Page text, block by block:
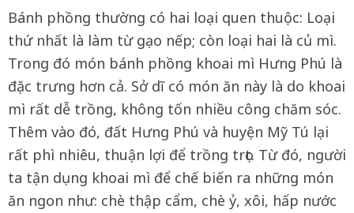
Bánh phồng thường có hai loại quen thuộc: Loại
thứ nhất là làm từ gạo nếp; còn loại hai là củ mì.
Trong đó món bánh phồng khoai mì Hưng Phú là
đặc trưng hơn cả. Sở dĩ có món ăn này là do khoai
mì rất dễ trồng, không tốn nhiều công chăm sóc.
Thêm vào đó, đất Hưng Phú và huyện Mỹ Tú lại
rất phì nhiêu, thuận lợi để trồng trọt. Từ đó, người
ta tận dụng khoai mì để chế biến ra những món
ăn ngon như: chè thập cẩm, chè ỷ, xôi, hấp nước